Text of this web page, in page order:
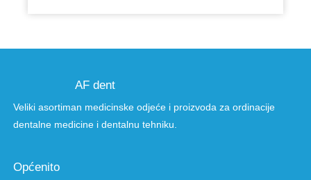
AF dent
Veliki asortiman medicinske odjeće i proizvoda za ordinacije
dentalne medicine i dentalnu tehniku.
Općenito